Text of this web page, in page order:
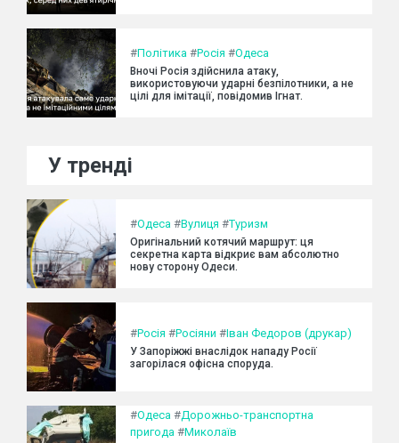
#Політика #Росія #Одеса
Вночі Росія здійснила атаку,
використовуючи ударні безпілотники, а не
цілі для імітації, повідомив Ігнат.
У тренді
#Одеса #Вулиця #Туризм
Оригінальний котячий маршрут: ця
секретна карта відкриє вам абсолютно
нову сторону Одеси.
#Росія #Росіяни #Іван Федоров (друкар)
У Запоріжжі внаслідок нападу Росії
загорілася офісна споруда.
#Одеса #Дорожньо-транспортна
пригода #Миколаїв